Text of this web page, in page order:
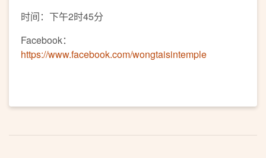
时间：下午2时45分
Facebook：
https://www.facebook.com/wongtaisintemple